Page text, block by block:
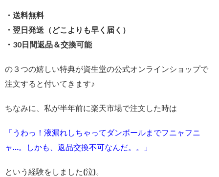
・送料無料
・翌日発送（どこよりも早く届く）
・30日間返品＆交換可能
の３つの嬉しい特典が資生堂の公式オンラインショップで
注文すると付いてきます♪
ちなみに、私が半年前に楽天市場で注文した時は
「うわっ！液漏れしちゃってダンボールまでフニャフニ
ャ…。しかも、返品交換不可なんだ。。」
という経験をしました(泣)。